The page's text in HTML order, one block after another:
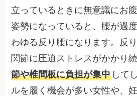
立っているときに無意識にお
姿勢になっていると、腰が過
わゆる反り腰になります。反
関節に圧迫ストレスがかかり
節や椎間板に負担が集中 して
ルを履く機会が多い女性や、